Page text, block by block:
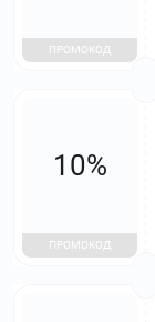
ПРОМОКОД
10%
ПРОМОКОД